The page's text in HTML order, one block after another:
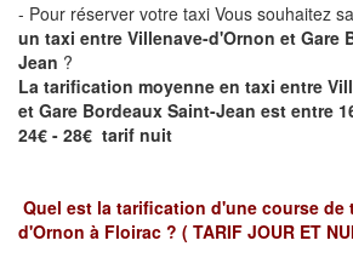
- Pour réserver votre taxi Vous souhaitez
un taxi entre Villenave-d'Ornon et Gare
Jean ?
La tarification moyenne en taxi entre
et Gare Bordeaux Saint-Jean est entre
24€ - 28€ tarif nuit
Quel est la tarification d'une course de
d'Ornon à Floirac ? ( TARIF JOUR ET